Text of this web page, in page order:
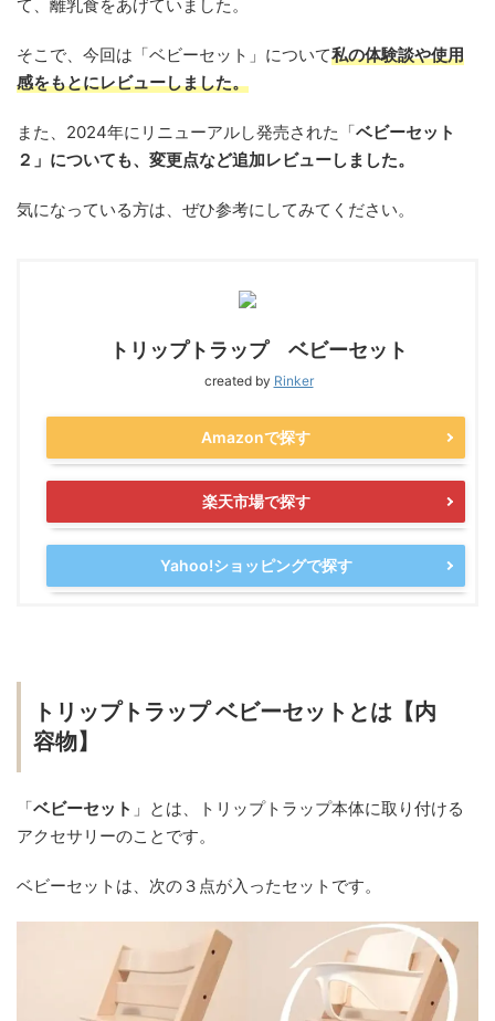
て、離乳食をあげていました。
そこで、今回は「ベビーセット」について私の体験談や使用
感をもとにレビューしました。
また、2024年にリニューアルし発売された「ベビーセット
２」についても、変更点など追加レビューしました。
気になっている方は、ぜひ参考にしてみてください。
トリップトラップ ベビーセット
created by Rinker
Amazonで探す
楽天市場で探す
Yahoo!ショッピングで探す
トリップトラップ ベビーセットとは【内
容物】
「ベビーセット 」とは、トリップトラップ本体に取り付ける
アクセサリーのことです。
ベビーセットは、次の３点が入ったセットです。